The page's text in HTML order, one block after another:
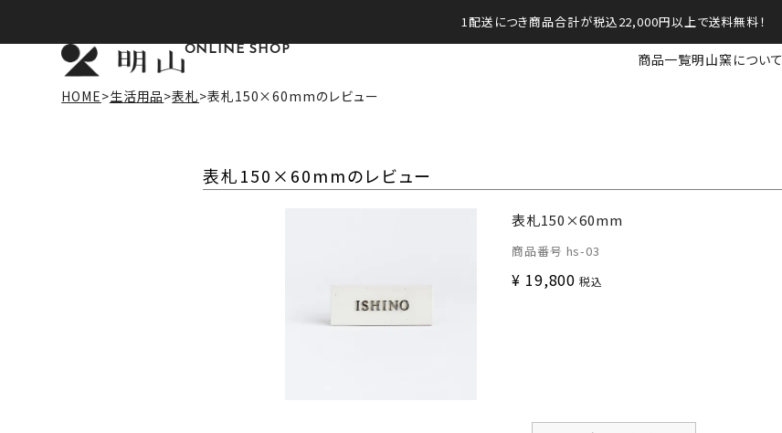
1配送につき商品合計が税込22,000円以上で送料無料！
ONLINE SHOP
商品一覧明山窯について
HOME 生活用品 表札 表札150×60mmのレビュー
表札150×60mmのレビュー
表札150×60mm
商品番号 hs-03
¥ 19,800 税込